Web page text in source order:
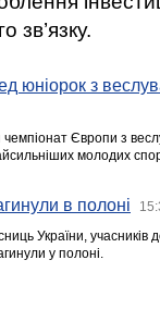
зв’язку.
з
Європи з
молодих
в полоні
України,
у полоні.